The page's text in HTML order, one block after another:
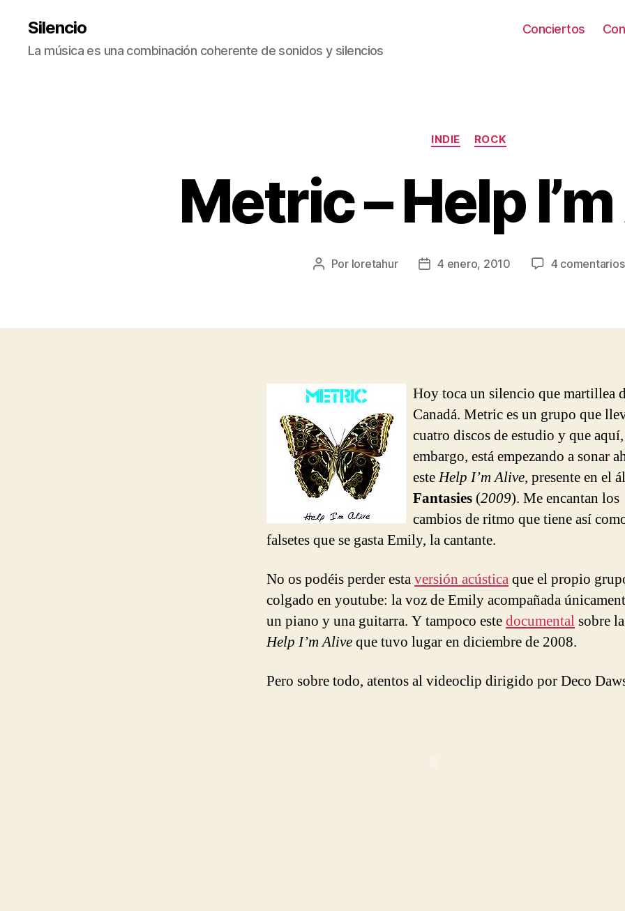
Silencio
La música es una combinación coherente de sonidos y silencios
Conciertos
Categorías
INDIE ROCK
Metric – Help
Autor
Por loretahur
Fecha
4 enero, 2010 4 comentarios
Hoy toca un silencio que martillea
Canadá. Metric es un grupo que
cuatro discos de estudio y que
embargo, está empezando a sonar
esteHelp I’m Alive, presente en el
Fantasies (2009). Me encantan los
cambios de ritmo que tiene así
falsetes que se gasta Emily, la cantante.
No os podéis perder estaversión acústicaque el propio
colgado en youtube: la voz de Emily acompañada
un piano y una guitarra. Y tampoco estedocumentalsobre
Help I’m Aliveque tuvo lugar en diciembre de 2008.
Pero sobre todo, atentos al videoclip dirigido por Deco